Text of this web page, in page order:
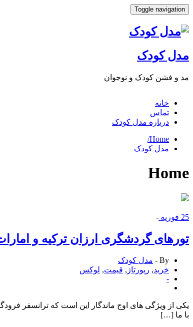
Toggle navigation
مدل کودک
مد و فشن کودک و نوجوان
خانه
تماس
درباره مدل کودک
Home/
مدل کودک
Home
25 فوریه -
تورهای گردشگری ارزان تركیه و
By -
مدل کودک
خرید, رپورتاژ , قیمت, لوكس
-
یكی از ویژگی های اوج ماندگار این است كه ترانسفر
با ما […]